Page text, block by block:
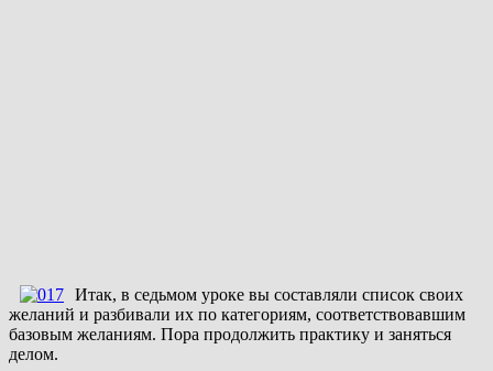
Итак, в седьмом уроке вы составляли список своих
желаний и разбивали их по категориям, соответствовавшим
базовым желаниям. Пора продолжить практику и заняться
делом.